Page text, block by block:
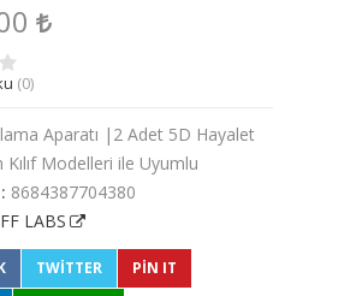
(0)
Aparatı |2 Adet 5D Hayalet
Modelleri ile Uyumlu
8684387704380
LABS
TWITTER
PIN IT